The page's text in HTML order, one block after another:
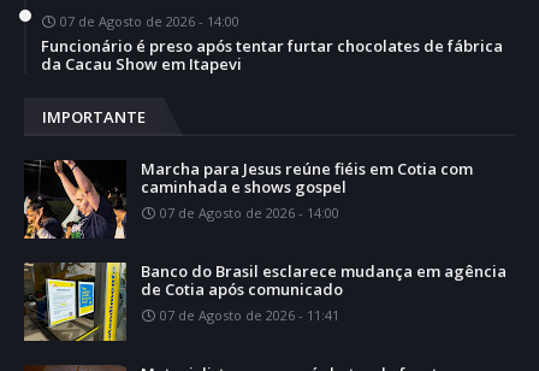
07 de Agosto de 2026 - 14:00
Funcionário é preso após tentar furtar chocolates de fábrica
da Cacau Show em Itapevi
IMPORTANTE
Marcha para Jesus reúne fiéis em Cotia com
caminhada e shows gospel
07 de Agosto de 2026 - 14:00
Banco do Brasil esclarece mudança em agência
de Cotia após comunicado
07 de Agosto de 2026 - 11:41